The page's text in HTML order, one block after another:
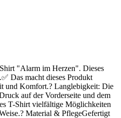
"Alarm im Herzen". Dieses
Das macht dieses Produkt
und Komfort.?️ Langlebigkeit: Die
auf der Vorderseite und dem
T-Shirt vielfältige Möglichkeiten
Material & PflegeGefertigt